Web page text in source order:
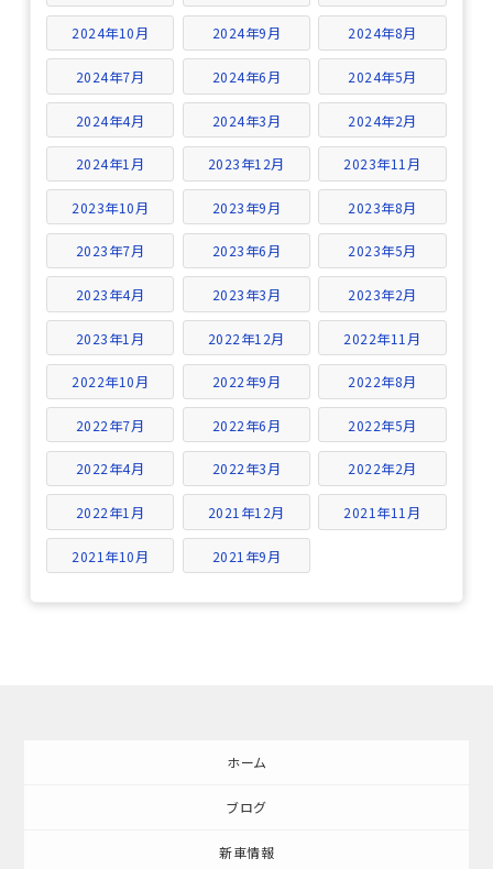
2024年10月 2024年9月 2024年8月
2024年7月 2024年6月 2024年5月
2024年4月 2024年3月 2024年2月
2024年1月 2023年12月 2023年11月
2023年10月 2023年9月 2023年8月
2023年7月 2023年6月 2023年5月
2023年4月 2023年3月 2023年2月
2023年1月 2022年12月 2022年11月
2022年10月 2022年9月 2022年8月
2022年7月 2022年6月 2022年5月
2022年4月 2022年3月 2022年2月
2022年1月 2021年12月 2021年11月
2021年10月 2021年9月
ホーム
ブログ
新車情報